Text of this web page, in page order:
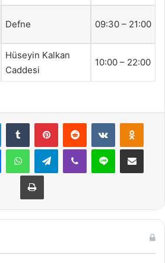
Defne 09:30 – 21:00
Hüseyin Kalkan
Caddesi
10:00 – 22:00
LinkedInTumblr PinterestReddit VKontakte
MessengerWhatsAppTelegramViber Line E-Posta ile
Yazdır